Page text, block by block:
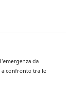
da
a confronto tra le